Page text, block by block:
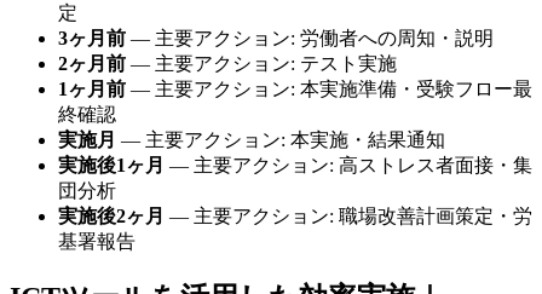
定
3ヶ月前 — 主要アクション: 労働者への周知・説明
2ヶ月前 — 主要アクション: テスト実施
1ヶ月前 — 主要アクション: 本実施準備・受験フロー最
終確認
実施月 — 主要アクション: 本実施・結果通知
実施後1ヶ月 — 主要アクション: 高ストレス者面接・集
団分析
実施後2ヶ月 — 主要アクション: 職場改善計画策定・労
基署報告